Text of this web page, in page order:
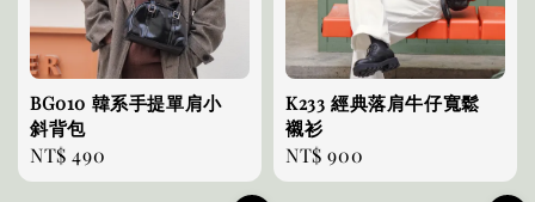
BG010 韓系手提單肩小
斜背包
Regular
price
NT$ 490
K233 經典落肩牛仔寬鬆
襯衫
Regular
price
NT$ 900